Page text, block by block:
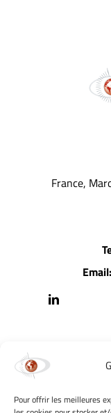
Pour offrir les meilleures
France,
Email:
Expertises